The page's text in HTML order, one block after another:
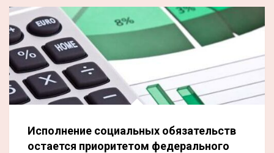
Исполнение социальных обязательств
остается приоритетом федерального